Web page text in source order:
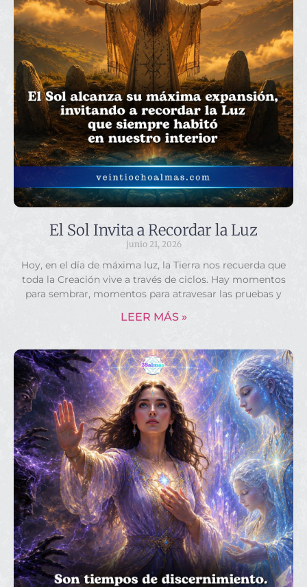
El Sol Invita a Recordar la Luz
junio 21, 2026
Hoy, en el día de máxima luz, la Tierra nos recuerda que
toda la Creación vive a través de ciclos. Hay momentos
para sembrar, momentos para atravesar las pruebas y
LEER MÁS »